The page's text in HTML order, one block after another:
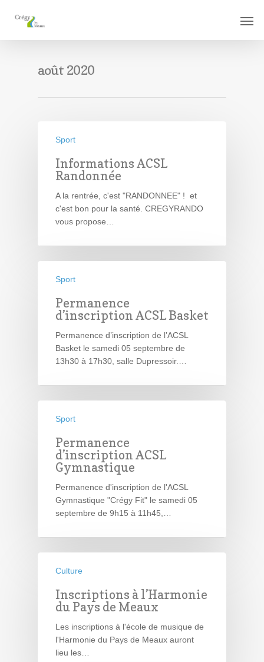
août 2020
Sport
Informations ACSL
Randonnée
A la rentrée, c'est "RANDONNEE" ! et
c'est bon pour la santé. CREGYRANDO
vous propose…
Sport
Permanence
d’inscription ACSL Basket
Permanence d’inscription de l’ACSL
Basket le samedi 05 septembre de
13h30 à 17h30, salle Dupressoir.…
Sport
Permanence
d’inscription ACSL
Gymnastique
Permanence d'inscription de l'ACSL
Gymnastique "Crégy Fit" le samedi 05
septembre de 9h15 à 11h45,…
Culture
Inscriptions à l’Harmonie
du Pays de Meaux
Les inscriptions à l'école de musique de
l'Harmonie du Pays de Meaux auront
lieu les…